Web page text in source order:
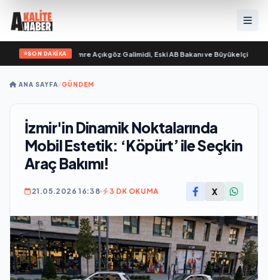
SON DAKİKA
yayımlandı• Ali Emre Açıkgöz Galimidi, Eski AB Bakanı ve Büyükelçi Egemen
ANA SAYFA/GÜNDEM
İzmir'in Dinamik Noktalarında
Mobil Estetik: ‘Köpürt’ ile Seçkin
Araç Bakımı!
21.05.2026 16:38 3 DK OKUMA X